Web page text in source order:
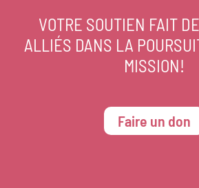
VOTRE SOUTIEN FAIT
ALLIÉS DANS LA
MISSION!
Faire un don